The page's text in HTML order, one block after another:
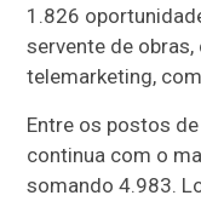
1.826
servente de
telemarketing,
Entre os postos
continua com o
somando 4.983.